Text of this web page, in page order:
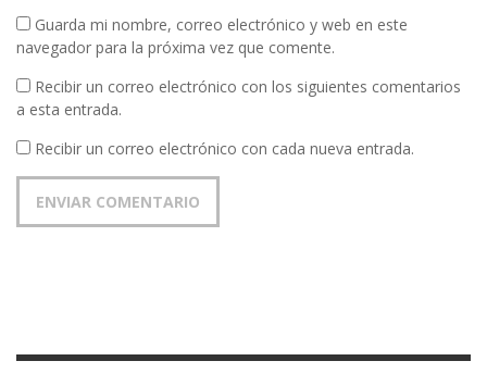
Guarda mi nombre, correo electrónico y web en este
navegador para la próxima vez que comente.
Recibir un correo electrónico con los siguientes comentarios
a esta entrada.
Recibir un correo electrónico con cada nueva entrada.